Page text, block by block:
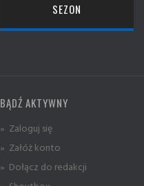
SEZON
BĄDŹ AKTYWNY
» Zaloguj się
» Załóż konto
» Dołącz do redakcji